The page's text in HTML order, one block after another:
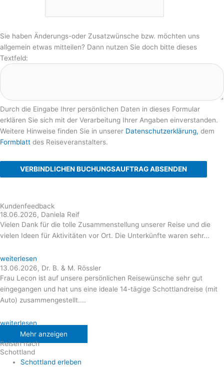
Sie haben Änderungs-oder Zusatzwünsche bzw. möchten uns
allgemein etwas mitteilen? Dann nutzen Sie doch bitte dieses
Textfeld:
Durch die Eingabe Ihrer persönlichen Daten in dieses Formular
erklären Sie sich mit der Verarbeitung Ihrer Angaben einverstanden.
Weitere Hinweise finden Sie in unserer Datenschutzerklärung, dem
Formblatt des Reiseveranstalters.
VERBINDLICHEN BUCHUNGSAUFTRAG ABSENDEN
Kundenfeedback
18.06.2026, Daniela Reif
Vielen Dank für die tolle Zusammenstellung unserer Reise und die
vielen Ideen für Aktivitäten vor Ort. Die Unterkünfte waren sehr...
weiterlesen
13.06.2026, Dr. B. & M. Rössler
Frau Lecon ist auf unsere persönlichen Reisewünsche sehr gut
eingegangen und hat uns eine ideale 14-tägige Schottlandreise (mit
Auto) zusammengestellt....
weiterlesen
Mehr anzeigen
Reisen nach
Schottland
Schottland erleben